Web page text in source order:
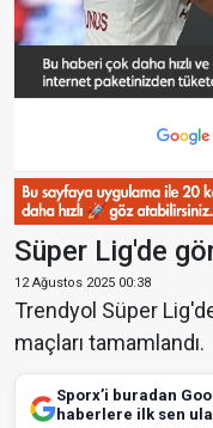
Süper Lig'de
12 Ağustos 2025 00:38
Trendyol Süper
maçları tamamlandı.
Sporx’i buradan
haberlere ilk sen